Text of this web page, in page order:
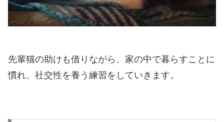
先輩猫の助けも借りながら、家の中で暮らすことに
慣れ、社交性を養う練習をしていきます。